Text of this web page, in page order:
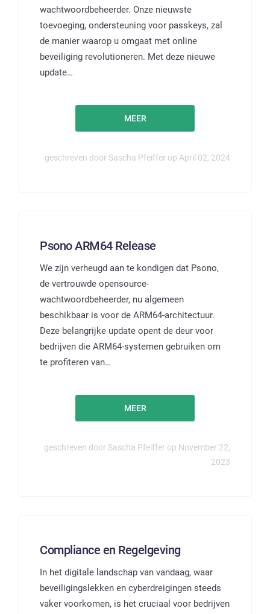
wachtwoordbeheerder. Onze nieuwste
toevoeging, ondersteuning voor passkeys, zal
de manier waarop u omgaat met online
beveiliging revolutioneren. Met deze nieuwe
update…
MEER
geschreven door Sascha Pfeiffer op April 02, 2024
Psono ARM64 Release
We zijn verheugd aan te kondigen dat Psono,
de vertrouwde opensource-
wachtwoordbeheerder, nu algemeen
beschikbaar is voor de ARM64-architectuur.
Deze belangrijke update opent de deur voor
bedrijven die ARM64-systemen gebruiken om
te profiteren van…
MEER
geschreven door Sascha Pfeiffer op November 22,
2023
Compliance en Regelgeving
In het digitale landschap van vandaag, waar
beveiligingslekken en cyberdreigingen steeds
vaker voorkomen, is het cruciaal voor bedrijven